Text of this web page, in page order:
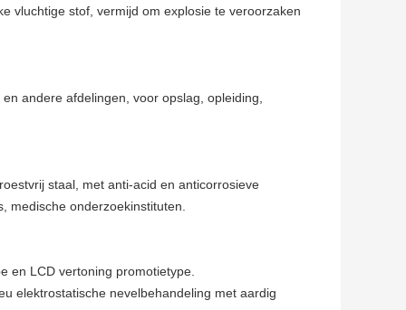
vluchtige stof, vermijd om explosie te veroorzaken
andere afdelingen, voor opslag, opleiding,
staal, met anti-acid en anticorrosieve
medische onderzoekinstituten.
en LCD vertoning promotietype.
elektrostatische nevelbehandeling met aardig